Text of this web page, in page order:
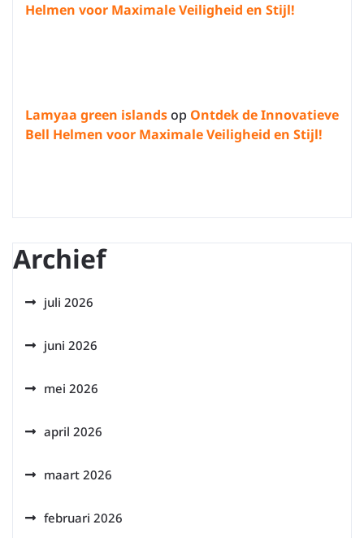
Helmen voor Maximale Veiligheid en Stijl!
Lamyaa green islandsop Ontdek de Innovatieve
Bell Helmen voor Maximale Veiligheid en Stijl!
Archief
juli 2026
juni 2026
mei 2026
april 2026
maart 2026
februari 2026